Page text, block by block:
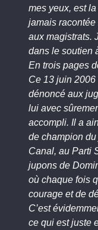
mes yeux, est
jamais
aux magistrats.
dans le soutien
En trois pages
Ce 13 juin 2006
dénoncé aux
lui avec
accompli. Il a
de champion
Canal, au Parti
jupons de
où chaque fois
courage et de
C’est
ce qui est juste